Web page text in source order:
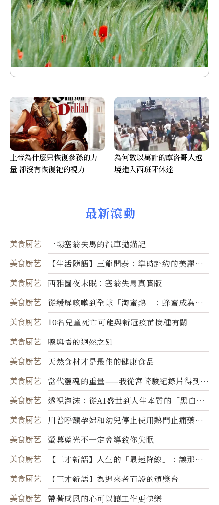
最新滾動
美食厨艺 一場塞翁失馬的汽車拋錨記
美食厨艺
【生活隨語】三龍開泰：準時赴約的美麗震
撼
美食厨艺 西雅圖夜未眠：塞翁失馬真實版
美食厨艺
從緩解咳嗽到全球「淘蜜熱」：蜂蜜成為健
康產業前沿商品
美食厨艺 10名兒童死亡可能與新冠疫苗接種有關
美食厨艺 聰與悟的迥然之別
美食厨艺 天然食材才是最佳的健康食品
美食厨艺
當代靈魂的重量——我從宮崎駿紀錄片得到的
省思
美食厨艺
透視泡沫：從AI盛世到人生本質的「黑白一
瞬」
美食厨艺
川普呼籲孕婦和幼兒停止使用熱門止痛藥泰
諾
美食厨艺 螢幕藍光不一定會導致你失眠
美食厨艺
【三才新語】人生的「最速降線」：讓那道
光，帶你滑向自己
美食厨艺 【三才新語】為遲來者而設的頒獎台
美食厨艺 帶著感恩的心可以讓工作更快樂
上帝為什麼只恢復參孫的力
量 卻沒有恢復祂的視力
為何數以萬計的摩洛哥人越
境進入西班牙休達